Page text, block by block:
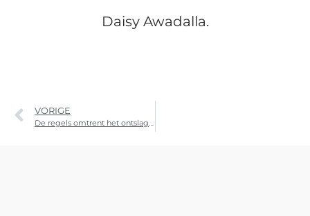
Daisy Awadalla.
VORIGE
De regels omtrent het ontslagrecht in Nederland